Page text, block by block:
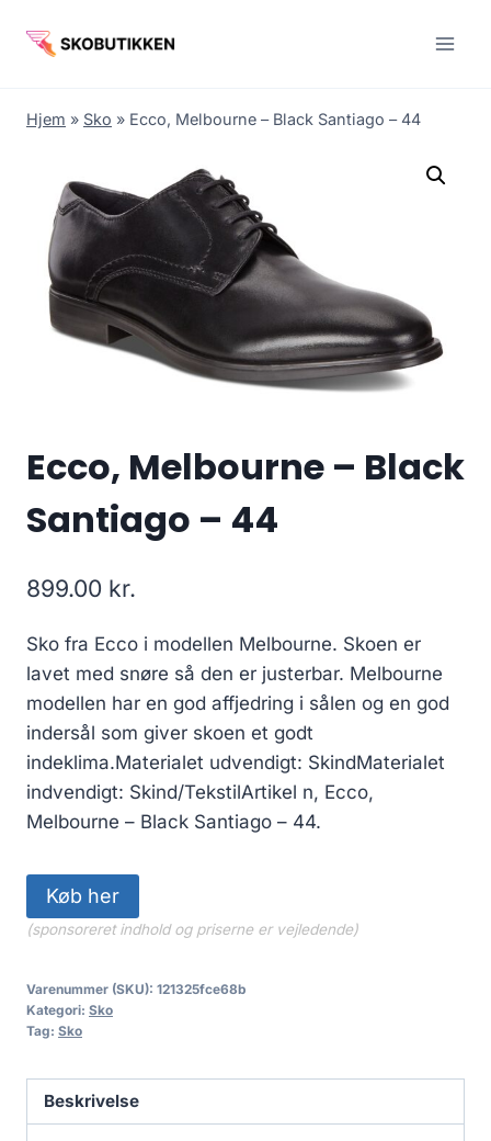
Hjem » Sko » Ecco, Melbourne – Black Santiago – 44
Ecco, Melbourne – Black
Santiago – 44
899.00 kr.
Sko fra Ecco i modellen Melbourne. Skoen er
lavet med snøre så den er justerbar. Melbourne
modellen har en god affjedring i sålen og en god
indersål som giver skoen et godt
indeklima.Materialet udvendigt: SkindMaterialet
indvendigt: Skind/TekstilArtikel n, Ecco,
Melbourne – Black Santiago – 44.
Køb her
(sponsoreret indhold og priserne er vejledende)
Varenummer (SKU): 121325fce68b
Kategori: Sko
Tag: Sko
Beskrivelse